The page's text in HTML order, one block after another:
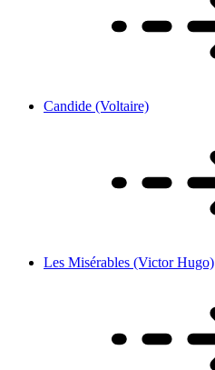
Candide (Voltaire)
Les Misérables (Victor Hugo)